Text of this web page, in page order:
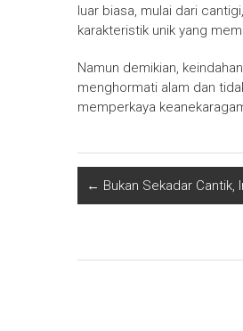
luar biasa, mulai dari
karakteristik unik yang
Namun demikian,
menghormati alam dan
memperkaya
← Bukan Sekadar Cantik,